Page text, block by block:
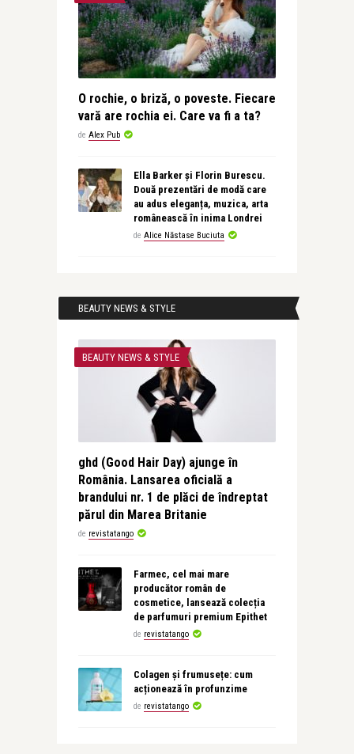
O rochie, o briză, o poveste. Fiecare
vară are rochia ei. Care va fi a ta?
de Alex Pub
Ella Barker și Florin Burescu.
Două prezentări de modă care
au adus eleganța, muzica, arta
românească în inima Londrei
de Alice Năstase Buciuta
BEAUTY NEWS & STYLE
BEAUTY NEWS & STYLE
ghd (Good Hair Day) ajunge în
România. Lansarea oficială a
brandului nr. 1 de plăci de îndreptat
părul din Marea Britanie
de revistatango
Farmec, cel mai mare
producător român de
cosmetice, lansează colecția
de parfumuri premium Epithet
de revistatango
Colagen și frumusețe: cum
acționează în profunzime
de revistatango